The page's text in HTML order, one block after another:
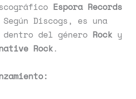
Espora Records
Discogs, es una
dentro del género Rock y
Rock.